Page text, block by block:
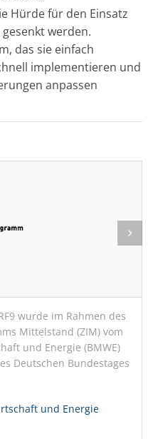
Hürde für den Einsatz
werden.
das sie einfach
implementieren und
anpassen
wurde im Rahmen des
Mittelstand (ZIM) vom
und Energie (BMWE)
Deutschen Bundestages
und Energie